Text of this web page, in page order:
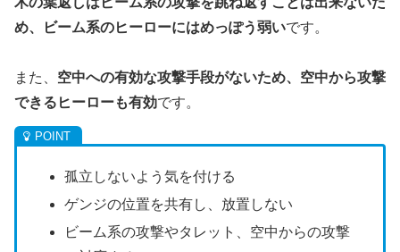
め、ビーム系のヒーローにはめっぽう弱いです。
また、 空中への有効な攻撃手段がないため、空中から攻撃
できるヒーローも有効です。
孤立しないよう気を付ける
ゲンジの位置を共有し、放置しない
ビーム系の攻撃やタレット、空中からの攻撃